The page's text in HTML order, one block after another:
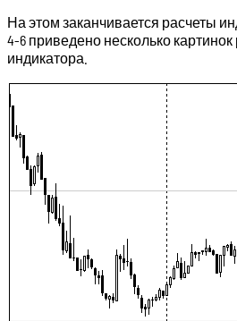
На этом заканчивается расчеты
4-6 приведено несколько картинок
индикатора.